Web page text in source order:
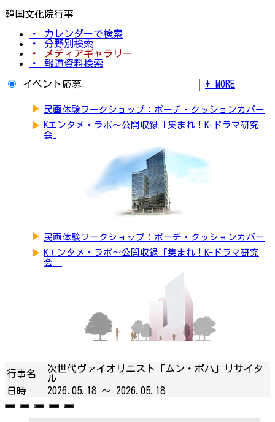
韓国文化院行事
・ カレンダーで検索
・ 分野別検索
・ メディアギャラリー
・ 報道資料検索
イベント応募 + MORE
▶ 民画体験ワークショップ：ポーチ・クッションカバー
▶ Kエンタメ・ラボ～公開収録「集まれ！K-ドラマ研究
会」
▶ 民画体験ワークショップ：ポーチ・クッションカバー
▶ Kエンタメ・ラボ～公開収録「集まれ！K-ドラマ研究
会」
行事名
次世代ヴァイオリニスト「ムン・ボハ」リサイタ
ル
日時
2026.05.18 ～ 2026.05.18